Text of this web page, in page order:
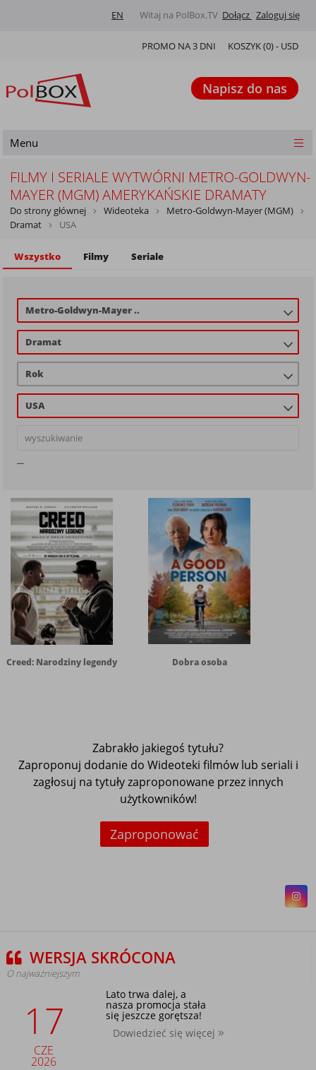
Witaj na PolBox.TV Dołącz Zaloguj się
EN
KOSZYK (0) - USD
PROMO NA 3 DNI
Napisz do nas
Menu
FILMY I SERIALE WYTWÓRNI METRO-GOLDWYN-
MAYER (MGM) AMERYKAŃSKIE DRAMATY
Do strony głównej Wideoteka
Metro-Goldwyn-Mayer (MGM)
Dramat
USA
Wszystko Filmy Seriale
Metro-Goldwyn-Mayer ..
Dramat
Rok
USA
Creed: Narodziny legendy Dobra osoba
Zabrakło jakiegoś tytułu?
Zaproponuj dodanie do Wideoteki filmów lub seriali i
zagłosuj na tytuły zaproponowane przez innych
użytkowników!
Zaproponować
WERSJA SKRÓCONA
O najważniejszym
17
CZE
2026
Lato trwa dalej, a
nasza promocja stała
się jeszcze gorętsza!
Dowiedzieć się więcej